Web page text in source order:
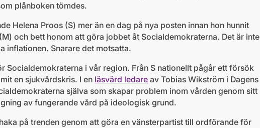
plånboken tömdes.
Helena Proos (S) mer än en dag på nya posten innan hon hunnit
och bett honom att göra jobbet åt Socialdemokraterna. Det är inte
inflationen. Snarare det motsatta.
Socialdemokraterna i vår region. Från S nationellt pågår ett försök
en sjukvårdskris. I en läsvärd ledare av Tobias Wikström i Dagens
själva som skapar problem inom vården genom sitt
av fungerande vård på ideologisk grund.
på trenden genom att göra en vänsterpartist till ordförande för